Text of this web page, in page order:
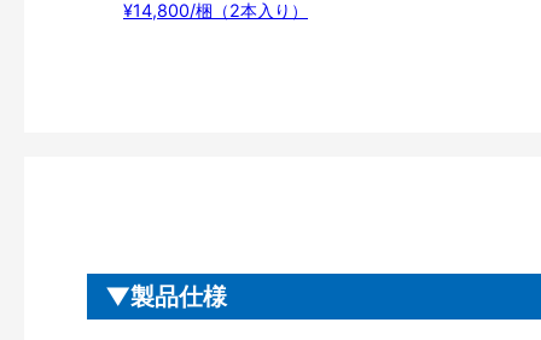
¥14,800/梱（2本入り）
製品仕様